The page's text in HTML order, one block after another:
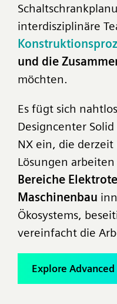
interdisziplinäre
und die
möchten.
Es fügt sich
Designcenter
NX ein, die derzeit
Lösungen
Bereiche
Maschinenbau
Ökosystems,
vereinfacht die
Explore Advanced